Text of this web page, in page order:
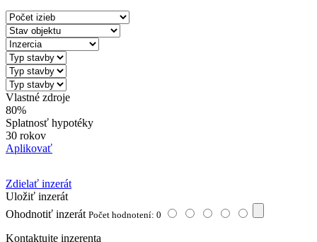
Vlastné zdroje
80%
Splatnosť hypotéky
30 rokov
Aplikovať
Zdielať inzerát
Uložiť inzerát
Ohodnotiť inzerát Počet hodnotení: 0
Kontaktujte inzerenta